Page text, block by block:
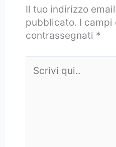
Il tuo indirizzo
pubblicato. I campi
contrassegnati *
qui..